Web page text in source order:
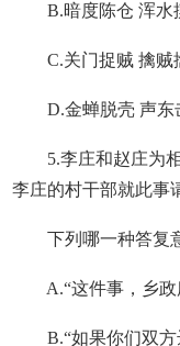
B.暗度陈仓 浑水
C.关门捉贼 擒贼
D.金蝉脱壳 声东
5.李庄和赵庄为相
李庄的村干部就此事
下列哪一种答复意
A.“这件事，乡政
B.“如果你们双方